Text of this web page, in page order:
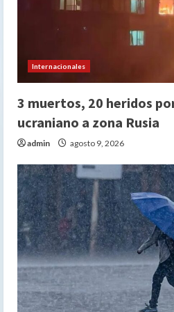
Internacionales
3 muertos, 20 heridos
ucraniano a zona Rusia
admin agosto 9, 2026